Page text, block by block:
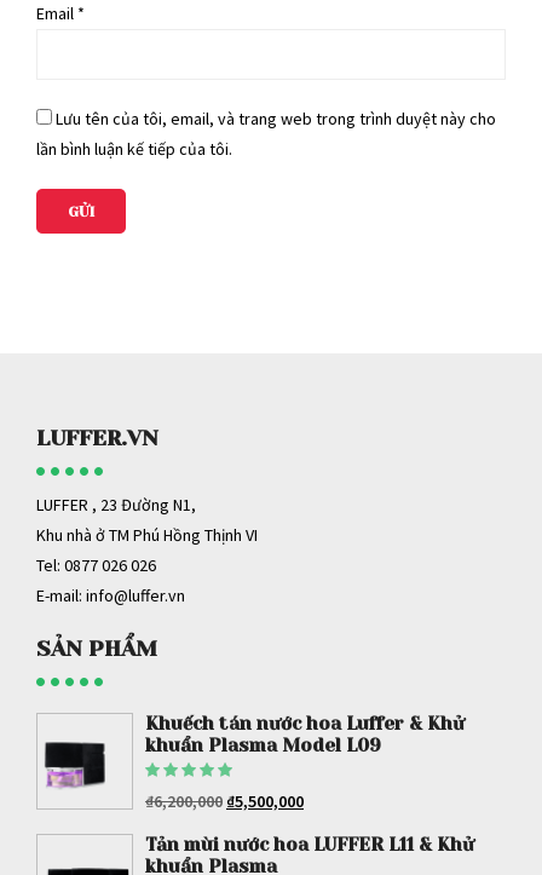
Email *
Lưu tên của tôi, email, và trang web trong trình duyệt này cho
lần bình luận kế tiếp của tôi.
LUFFER.VN
LUFFER , 23 Đường N1,
Khu nhà ở TM Phú Hồng Thịnh VI
Tel: 0877 026 026
E-mail: info@luffer.vn
SẢN PHẨM
Khuếch tán nước hoa Luffer & Khử
khuẩn Plasma Model L09
xếp hạng5
₫6,200,000 ₫5,500,000
Tản mùi nước hoa LUFFER L11 & Khử
khuẩn Plasma
Đang trực tuyến
Chào bạn! Tôi là Trợ lý ảo củaLuffer Việt
pháp khuếch tán nước hoa ô tô cao cấp và